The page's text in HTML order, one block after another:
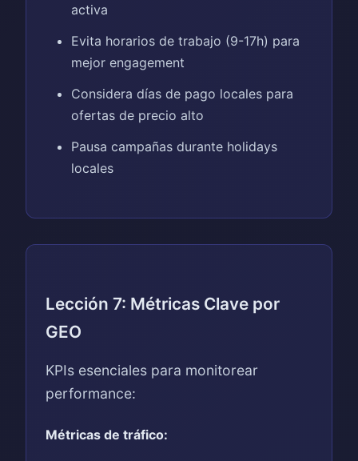
activa
Evita horarios de trabajo (9-17h) para
mejor engagement
Considera días de pago locales para
ofertas de precio alto
Pausa campañas durante holidays
locales
Lección 7: Métricas Clave por
GEO
KPIs esenciales para monitorear
performance:
Métricas de tráfico: